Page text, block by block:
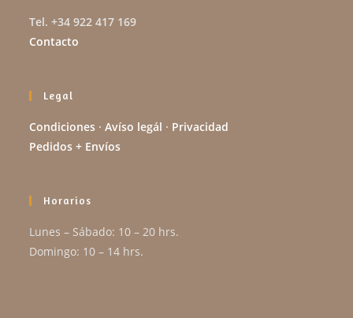
Tel. +34 922 417 169
Contacto
Legal
Condiciones ·Avíso legál · Privacidad
Pedidos + Envíos
Horarios
Lunes – Sábado: 10 – 20 hrs.
Domingo: 10 – 14 hrs.